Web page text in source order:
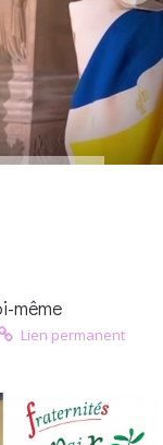
même
Lien permanent